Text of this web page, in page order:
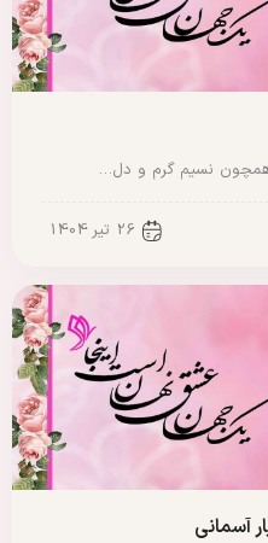
همچون نسیم گرم و دل…
26 تیر 1404
آسمانی